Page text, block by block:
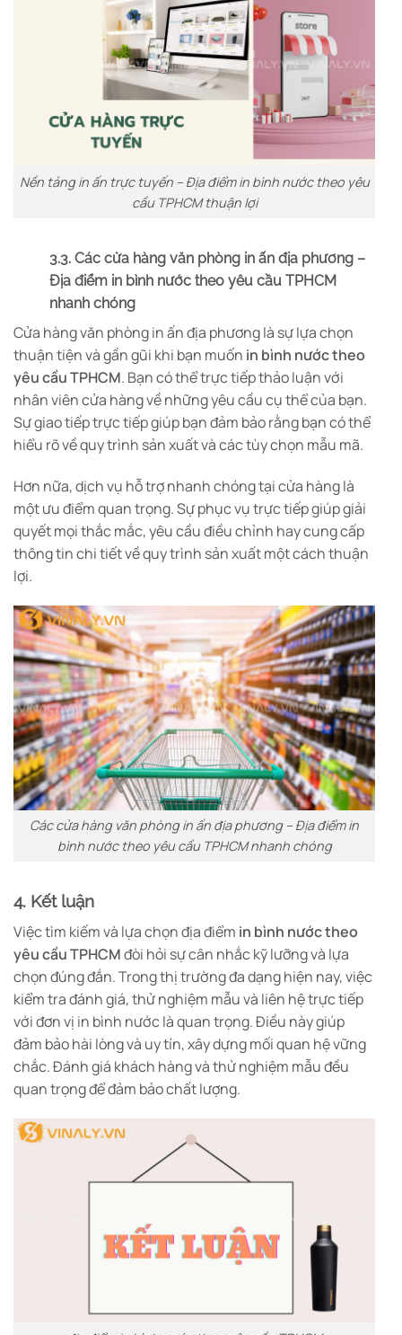
Nền tảng in ấn trực tuyến – Địa điểm in bình nước theo yêu
cầu TPHCM thuận lợi
3.3. Các cửa hàng văn phòng in ấn địa phương –
Địa điểm in bình nước theo yêu cầu TPHCM
nhanh chóng
Cửa hàng văn phòng in ấn địa phương là sự lựa chọn
thuận tiện và gần gũi khi bạn muốn in bình nước theo
yêu cầu TPHCM. Bạn có thể trực tiếp thảo luận với
nhân viên cửa hàng về những yêu cầu cụ thể của bạn.
Sự giao tiếp trực tiếp giúp bạn đảm bảo rằng bạn có thể
hiểu rõ về quy trình sản xuất và các tùy chọn mẫu mã.
Hơn nữa, dịch vụ hỗ trợ nhanh chóng tại cửa hàng là
một ưu điểm quan trọng. Sự phục vụ trực tiếp giúp giải
quyết mọi thắc mắc, yêu cầu điều chỉnh hay cung cấp
thông tin chi tiết về quy trình sản xuất một cách thuận
lợi.
Các cửa hàng văn phòng in ấn địa phương – Địa điểm in
bình nước theo yêu cầu TPHCM nhanh chóng
4. Kết luận
Việc tìm kiếm và lựa chọn địa điểm in bình nước theo
yêu cầu TPHCMđòi hỏi sự cân nhắc kỹ lưỡng và lựa
chọn đúng đắn. Trong thị trường đa dạng hiện nay, việc
kiểm tra đánh giá, thử nghiệm mẫu và liên hệ trực tiếp
với đơn vị in bình nước là quan trọng. Điều này giúp
đảm bảo hài lòng và uy tín, xây dựng mối quan hệ vững
chắc. Đánh giá khách hàng và thử nghiệm mẫu đều
quan trọng để đảm bảo chất lượng.